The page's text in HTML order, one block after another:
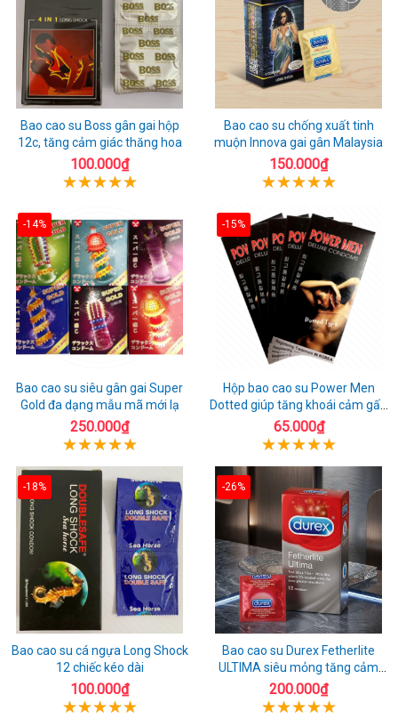
Bao cao su Boss gân gai hộp
12c, tăng cảm giác thăng hoa
100.000₫
Bao cao su chống xuất tinh
muộn Innova gai gân Malaysia
150.000₫
-14%
Bao cao su siêu gân gai Super
Gold đa dạng mẫu mã mới lạ
250.000₫
-15%
Hộp bao cao su Power Men
Dotted giúp tăng khoái cảm gấp
đôi
65.000₫
-18%
Bao cao su cá ngựa Long Shock
12 chiếc kéo dài
100.000₫
-26%
Bao cao su Durex Fetherlite
ULTIMA siêu mỏng tăng cảm
giác
200.000₫